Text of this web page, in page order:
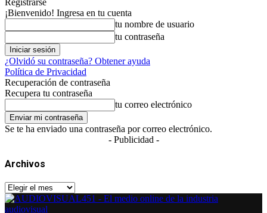
Registrarse
¡Bienvenido! Ingresa en tu cuenta
tu nombre de usuario
tu contraseña
¿Olvidó su contraseña? Obtener ayuda
Política de Privacidad
Recuperación de contraseña
Recupera tu contraseña
tu correo electrónico
Se te ha enviado una contraseña por correo electrónico.
- Publicidad -
Archivos
Archivos